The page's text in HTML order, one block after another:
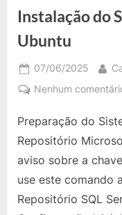
Linux?
Veja
Instalação do
Ubuntu
Posted
on
07/06/2025 By
Nenhum
Preparação do
Repositório
aviso sobre a
use este comando
Repositório SQL